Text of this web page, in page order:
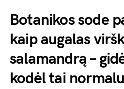
Botanikos sode
kaip augalas
salamandrą –
kodėl tai normalu